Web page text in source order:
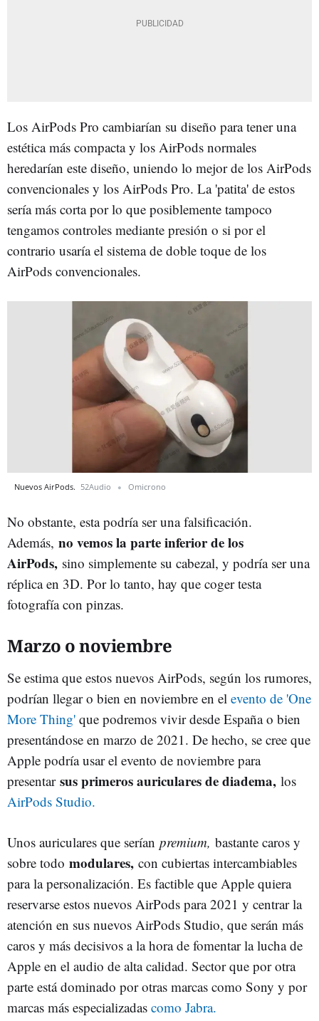
Los AirPods Pro cambiarían su diseño para tener una
estética más compacta y los AirPods normales
heredarían este diseño, uniendo lo mejor de los AirPods
convencionales y los AirPods Pro. La 'patita' de estos
sería más corta por lo que posiblemente tampoco
tengamos controles mediante presión o si por el
contrario usaría el sistema de doble toque de los
AirPods convencionales.
Nuevos AirPods. 52Audio Omicrono
No obstante, esta podría ser una falsificación.
Además, no vemos la parte inferior de los
AirPods, sino simplemente su cabezal, y podría ser una
réplica en 3D. Por lo tanto, hay que coger testa
fotografía con pinzas.
Marzo o noviembre
Se estima que estos nuevos AirPods, según los rumores,
podrían llegar o bien en noviembre en el evento de 'One
More Thing' que podremos vivir desde España o bien
presentándose en marzo de 2021. De hecho, se cree que
Apple podría usar el evento de noviembre para
presentar sus primeros auriculares de diadema, los
AirPods Studio.
Unos auriculares que serían premium, bastante caros y
sobre todo modulares, con cubiertas intercambiables
para la personalización. Es factible que Apple quiera
reservarse estos nuevos AirPods para 2021 y centrar la
atención en sus nuevos AirPods Studio, que serán más
caros y más decisivos a la hora de fomentar la lucha de
Apple en el audio de alta calidad. Sector que por otra
parte está dominado por otras marcas como Sony y por
marcas más especializadas como Jabra.